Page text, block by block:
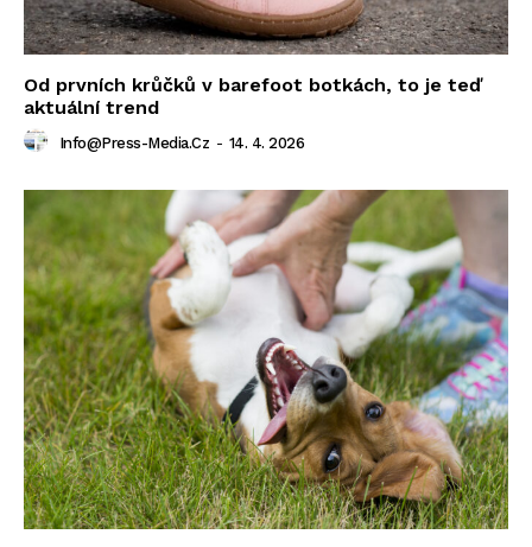
Od prvních krůčků v barefoot botkách, to je teď
aktuální trend
Info@press-Media.cz - 14. 4. 2026